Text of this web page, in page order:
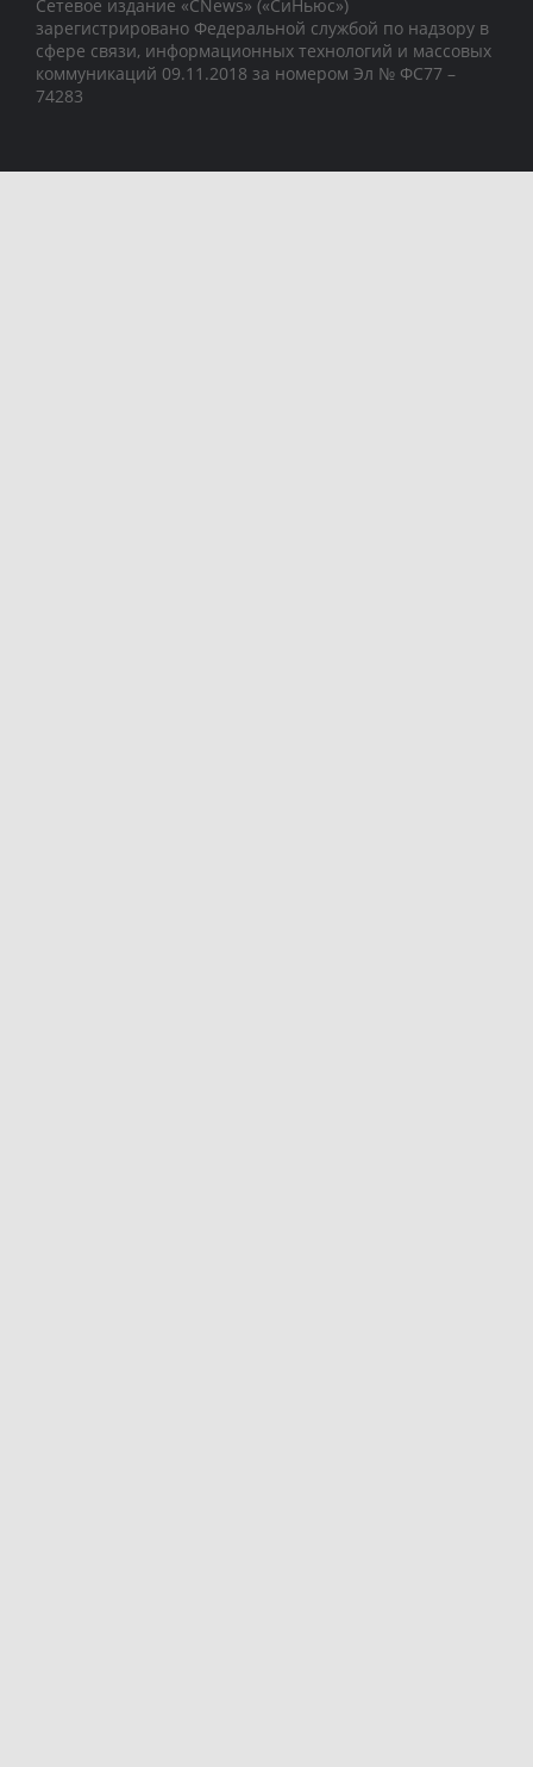
Сетевое издание «CNews» («СиНьюс»)
зарегистрировано Федеральной службой по надзору в
сфере связи, информационных технологий и массовых
коммуникаций 09.11.2018 за номером Эл № ФС77 –
74283